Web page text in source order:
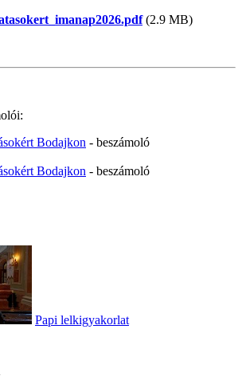
(2.9 MB)
Bodajkon - beszámoló
Bodajkon - beszámoló
Papi lelkigyakorlat